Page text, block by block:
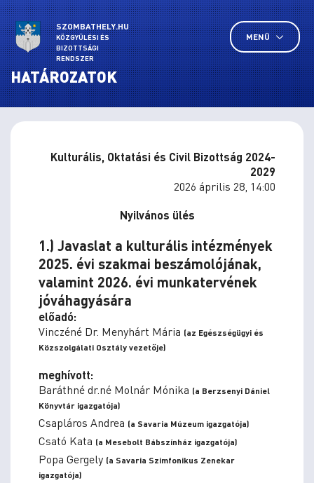
SZOMBATHELY.HU
KÖZGYŰLÉSI ÉS
BIZOTTSÁGI
RENDSZER
MENÜ
HATÁROZATOK
Kulturális, Oktatási és Civil Bizottság 2024-
2029
2026 április 28, 14:00
Nyilvános ülés
1.) Javaslat a kulturális intézmények
2025. évi szakmai beszámolójának,
valamint 2026. évi munkatervének
jóváhagyására
előadó:
Vinczéné Dr. Menyhárt Mária (az Egészségügyi és
Közszolgálati Osztály vezetője)
meghívott:
Baráthné dr.né Molnár Mónika (a Berzsenyi Dániel
Könyvtár igazgatója)
Csapláros Andrea (a Savaria Múzeum igazgatója)
Csató Kata (a Mesebolt Bábszínház igazgatója)
Popa Gergely (a Savaria Szimfonikus Zenekar
igazgatója)